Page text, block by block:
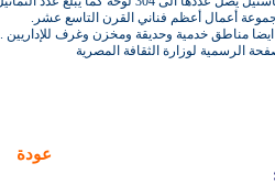
أعمال أعظم فناني القرن التاسع عشر.
مناطق خدمية وحديقة ومخزن وغرف للإداريين .
الرسمية لوزارة الثقافة المصرية
عودة